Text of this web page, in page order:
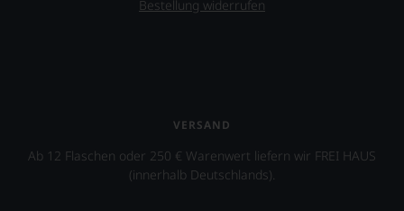
Bestellung widerrufen
VERSAND
Ab 12 Flaschen oder 250 € Warenwert liefern wir FREI HAUS
(innerhalb Deutschlands).